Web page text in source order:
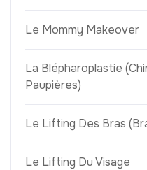
Le Mommy Makeover
La Blépharoplastie
Paupières)
Le Lifting Des Bras
Le Lifting Du Visage